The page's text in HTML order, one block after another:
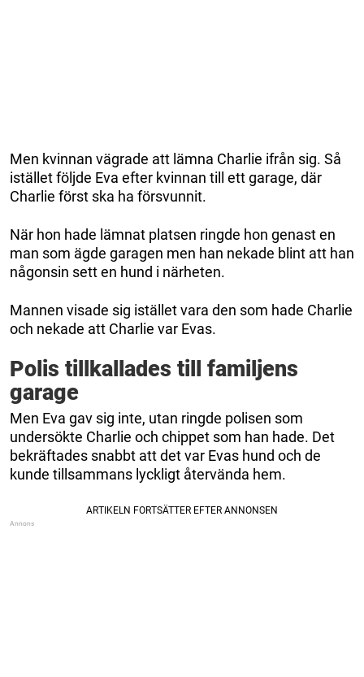
Men kvinnan vägrade att lämna Charlie ifrån sig. Så
istället följde Eva efter kvinnan till ett garage, där
Charlie först ska ha försvunnit.
När hon hade lämnat platsen ringde hon genast en
man som ägde garagen men han nekade blint att han
någonsin sett en hund i närheten.
Mannen visade sig istället vara den som hade Charlie
och nekade att Charlie var Evas.
Polis tillkallades till familjens
garage
Men Eva gav sig inte, utan ringde polisen som
undersökte Charlie och chippet som han hade. Det
bekräftades snabbt att det var Evas hund och de
kunde tillsammans lyckligt återvända hem.